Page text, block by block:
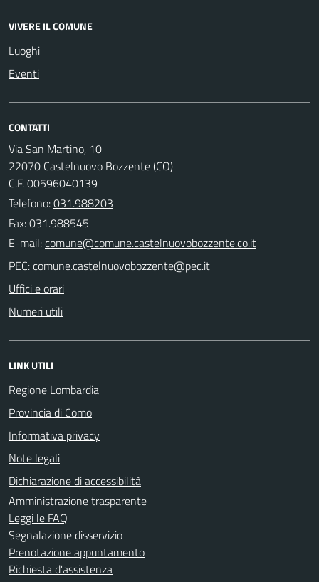
VIVERE IL COMUNE
Luoghi
Eventi
CONTATTI
Via San Martino, 10
22070 Castelnuovo Bozzente (CO)
C.F. 00596040139
Telefono:031.988203
Fax: 031.988545
E-mail:
PEC:
Uffici e orari
Numeri utili
LINK UTILI
Regione Lombardia
Provincia di Como
Informativa privacy
Note legali
Dichiarazione di accessibilità
Amministrazione trasparente
Leggi le FAQ
Segnalazione disservizio
Prenotazione appuntamento
Richiesta d'assistenza